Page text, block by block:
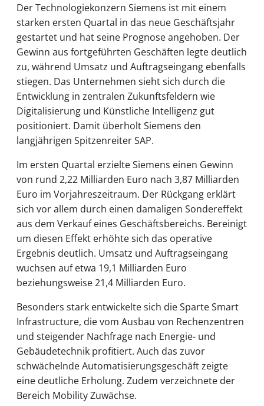
Der Technologiekonzern Siemens ist mit einem
starken ersten Quartal in das neue Geschäftsjahr
gestartet und hat seine Prognose angehoben. Der
Gewinn aus fortgeführten Geschäften legte deutlich
zu, während Umsatz und Auftragseingang ebenfalls
stiegen. Das Unternehmen sieht sich durch die
Entwicklung in zentralen Zukunftsfeldern wie
Digitalisierung und Künstliche Intelligenz gut
positioniert. Damit überholt Siemens den
langjährigen Spitzenreiter SAP.
Im ersten Quartal erzielte Siemens einen Gewinn
von rund 2,22 Milliarden Euro nach 3,87 Milliarden
Euro im Vorjahreszeitraum. Der Rückgang erklärt
sich vor allem durch einen damaligen Sondereffekt
aus dem Verkauf eines Geschäftsbereichs. Bereinigt
um diesen Effekt erhöhte sich das operative
Ergebnis deutlich. Umsatz und Auftragseingang
wuchsen auf etwa 19,1 Milliarden Euro
beziehungsweise 21,4 Milliarden Euro.
Besonders stark entwickelte sich die Sparte Smart
Infrastructure, die vom Ausbau von Rechenzentren
und steigender Nachfrage nach Energie- und
Gebäudetechnik profitiert. Auch das zuvor
schwächelnde Automatisierungsgeschäft zeigte
eine deutliche Erholung. Zudem verzeichnete der
Bereich Mobility Zuwächse.